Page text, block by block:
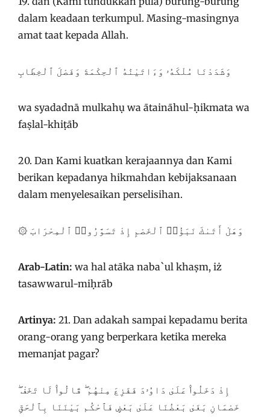
dalam keadaan terkumpul. Masing-masingnya
amat taat kepada Allah.
وَشَدَدْنَا مُلْكَهُۥ وَءَاتَيْنَٰهُ ٱلْحِكْمَةَ وَفَصْلَ ٱلْخِطَابِ
wa syadadnā mulkahụ wa ātaināhul-ḥikmata wa
faṣlal-khiṭāb
20. Dan Kami kuatkan kerajaannya dan Kami
berikan kepadanya hikmahdan kebijaksanaan
dalam menyelesaikan perselisihan.
۞ وَهَلْ أَتَىٰكَ نَبَؤُا۟ ٱلْخَصْمِ إِذْ تَسَوَّرُوا۟ ٱلْمِحْرَابَ
Arab-Latin: wa hal atāka naba`ul khaṣm, iż
tasawwarul-miḥrāb
Artinya: 21. Dan adakah sampai kepadamu berita
orang-orang yang berperkara ketika mereka
memanjat pagar?
إِذْ دَخَلُوا۟ عَلَىٰ دَاوُۥدَ فَفَزِعَ مِنْهُمْ ۖ قَالُوا۟ لَا تَخَفْ ۖ
خَصْمَانِ بَغَىٰ بَعْضُنَا عَلَىٰ بَعْضٍ فَٱحْكُم بَيْنَنَا بِٱلْحَقِّ